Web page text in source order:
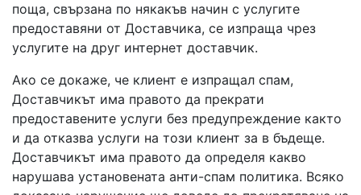
поща, свързана по някакъв начин с услугите
предоставяни от Доставчика, се изпраща чрез
услугите на друг интернет доставчик.
Ако се докаже, че клиент е изпращал спам,
Доставчикът има правото да прекрати
предоставените услуги без предупреждение както
и да отказва услуги на този клиент за в бъдеще.
Доставчикът има правото да определя какво
нарушава установената анти-спам политика. Всяко